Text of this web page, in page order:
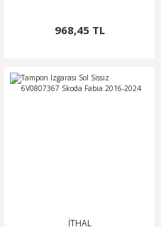
968,45 TL
İTHAL